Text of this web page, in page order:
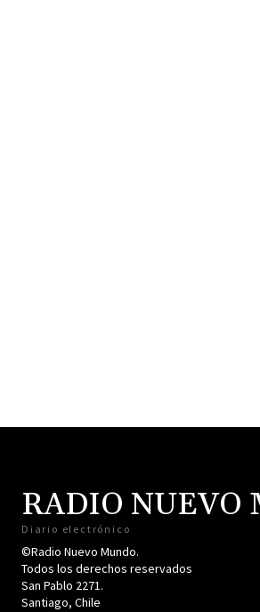
RADIO NUEVO
Diario electrónico
©Radio Nuevo Mundo.
Todos los derechos reservados
San Pablo 2271.
Santiago, Chile